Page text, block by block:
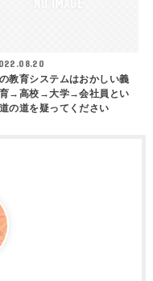
教育システムはおかしい義
→高校→大学→会社員とい
の道を疑ってください